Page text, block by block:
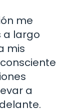
me
a largo
mis
a